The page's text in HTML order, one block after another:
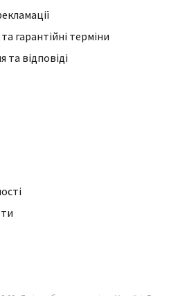
гарантійні терміни
відповіді